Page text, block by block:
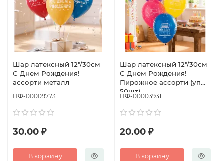
Шар латексный 12"/30см
С Днем Рождения!
ассорти металл
НФ-00009773
30.00 ₽
В корзину
Шар латексный 12"/30см
С Днем Рождения!
Пирожное ассорти (уп
50шт)
НФ-00003931
20.00 ₽
В корзину